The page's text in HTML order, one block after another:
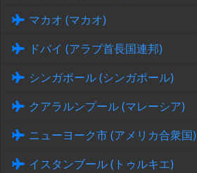
マカオ (マカオ)
ドバイ (アラブ首長国連邦)
シンガポール (シンガポール)
クアラルンプール (マレーシア)
ニューヨーク市 (アメリカ合衆国)
イスタンブール (トゥルキエ)